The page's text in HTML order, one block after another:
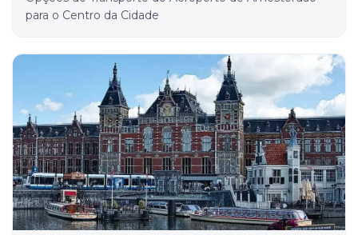
para o Centro da Cidade